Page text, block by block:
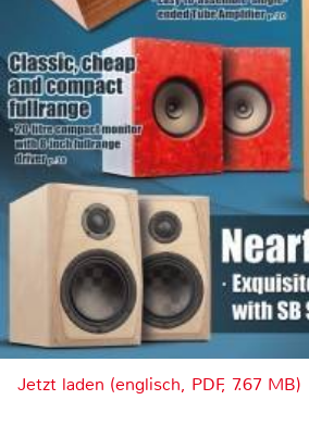
Jetzt laden (englisch, PDF, 7.67 MB)